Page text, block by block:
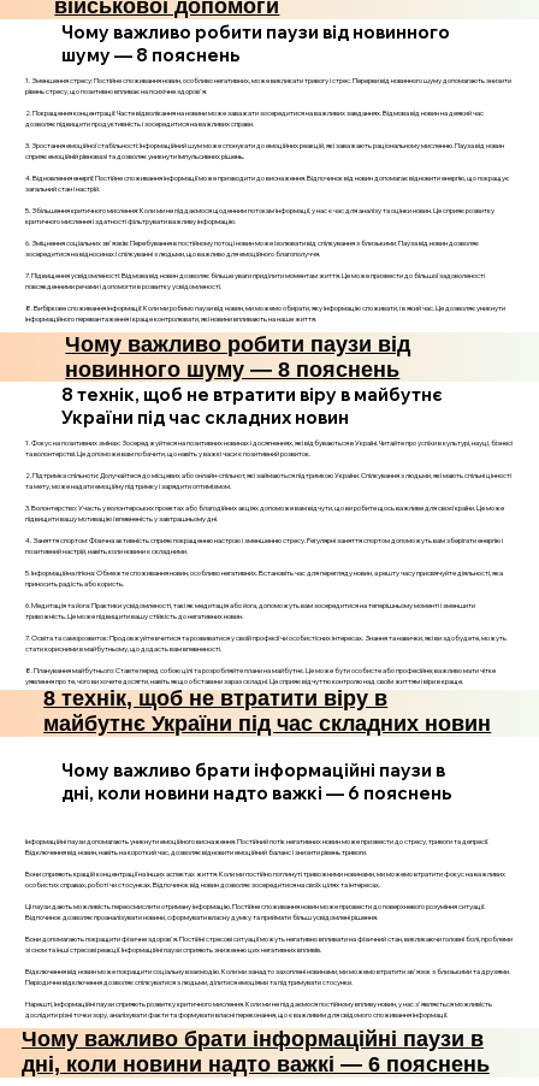
військової допомоги
Чому важливо робити паузи від новинного
шуму — 8 пояснень
1. Зменшення стресу: Постійне споживання новин, особливо негативних, може викликати тривогу і стрес. Перерви від новинного шуму допомагають знизити
рівень стресу, що позитивно впливає на психічне здоров'я.
2. Покращення концентрації: Часте відволікання на новини може заважати зосередитися на важливих завданнях. Відмова від новин на деякий час
дозволяє підвищити продуктивність і зосередитися на важливих справи.
3. Зростання емоційної стабільності: Інформаційний шум може спонукати до емоційних реакцій, які заважають раціональному мисленню. Пауза від новин
сприяє емоційній рівновазі та дозволяє уникнути імпульсивних рішень.
4. Відновлення енергії: Постійне споживання інформації може призводити до виснаження. Відпочинок від новин допомагає відновити енергію, що покращує
загальний стан і настрій.
5. Збільшення критичного мислення: Коли ми не піддаємося щоденним потокам інформації, у нас є час для аналізу та оцінки новин. Це сприяє розвитку
критичного мислення і здатності фільтрувати важливу інформацію.
6. Зміцнення соціальних зв'язків: Перебування в постійному потоці новин може ізолювати від спілкування з близькими. Пауза від новин дозволяє
зосередитися на відносинах і спілкуванні з людьми, що важливо для емоційного благополуччя.
7. Підвищення усвідомленості: Відмова від новин дозволяє більше уваги приділити моментам життя. Це може призвести до більшої задоволеності
повсякденними речами і допомогти в розвитку усвідомленості.
8. Вибіркове споживання інформації: Коли ми робимо паузи від новин, ми можемо обирати, яку інформацію споживати, і в який час. Це дозволяє уникнути
інформаційного перевантаження і краще контролювати, які новини впливають на наше життя.
Чому важливо робити паузи від
новинного шуму — 8 пояснень
8 технік, щоб не втратити віру в майбутнє
України під час складних новин
1. Фокус на позитивних змінах: Зосереджуйтеся на позитивних новинах і досягненнях, які відбуваються в Україні. Читайте про успіхи в культурі, науці, бізнесі
та волонтерстві. Це допоможе вам побачити, що навіть у важкі часи є позитивний розвиток.
2. Підтримка спільноти: Долучайтеся до місцевих або онлайн-спільнот, які займаються підтримкою України. Спілкування з людьми, які мають спільні цінності
та мету, може надати емоційну підтримку і зарядити оптимізмом.
3. Волонтерство: Участь у волонтерських проектах або благодійних акціях допоможе вам відчути, що ви робите щось важливе для своєї країни. Це може
підвищити вашу мотивацію і впевненість у завтрашньому дні.
4. Заняття спортом: Фізична активність сприяє покращенню настрою і зменшенню стресу. Регулярні заняття спортом допоможуть вам зберігати енергію і
позитивний настрій, навіть коли новини є складними.
5. Інформаційна гігієна: Обмежте споживання новин, особливо негативних. Встановіть час для перегляду новин, а решту часу присвячуйте діяльності, яка
приносить радість або користь.
6. Медитація та йога: Практики усвідомленості, такі як медитація або йога, допоможуть вам зосередитися на теперішньому моменті і зменшити
тривожність. Це може підвищити вашу стійкість до негативних новин.
7. Освіта та саморозвиток: Продовжуйте вчитися та розвиватися у своїй професії чи особистісних інтересах. Знання та навички, які ви здобудете, можуть
стати корисними в майбутньому, що додасть вам впевненості.
8. Планування майбутнього: Ставте перед собою цілі та розробляйте плани на майбутнє. Це може бути особисте або професійне; важливо мати чітке
уявлення про те, чого ви хочете досягти, навіть якщо обставини зараз складні. Це сприяє відчуттю контролю над своїм життям і віри в краще.
8 технік, щоб не втратити віру в
майбутнє України під час складних новин
Чому важливо брати інформаційні паузи в
дні, коли новини надто важкі — 6 пояснень
Інформаційні паузи допомагають уникнути емоційного виснаження. Постійний потік негативних новин може призвести до стресу, тривоги та депресії.
Відключення від новин, навіть на короткий час, дозволяє відновити емоційний баланс і знизити рівень тривоги.
Вони сприяють кращій концентрації на інших аспектах життя. Коли ми постійно поглинуті тривожними новинами, ми можемо втратити фокус на важливих
особистих справах, роботі чи стосунках. Відпочинок від новин дозволяє зосередитися на своїх цілях та інтересах.
Ці паузи дають можливість переосмислити отриману інформацію. Постійне споживання новин може призвести до поверхневого розуміння ситуації.
Відпочинок дозволяє проаналізувати новини, сформувати власну думку та приймати більш усвідомлені рішення.
Вони допомагають покращити фізичне здоров'я. Постійні стресові ситуації можуть негативно впливати на фізичний стан, викликаючи головні болі, проблеми
зі сном та інші стресові реакції. Інформаційні паузи сприяють зниженню цих негативних впливів.
Відключення від новин може покращити соціальну взаємодію. Коли ми занадто захоплені новинами, ми можемо втратити зв'язок з близькими та друзями.
Періодичне відключення дозволяє спілкуватися з людьми, ділитися емоціями та підтримувати стосунки.
Нарешті, інформаційні паузи сприяють розвитку критичного мислення. Коли ми не піддаємося постійному впливу новин, у нас з'являється можливість
дослідити різні точки зору, аналізувати факти та формувати власні переконання, що є важливим для свідомого споживання інформації.
Чому важливо брати інформаційні паузи в
дні, коли новини надто важкі — 6 пояснень